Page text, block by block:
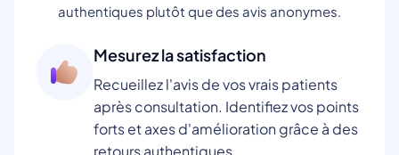
authentiques plutôt que des avis anonymes.
Mesurez la satisfaction
Recueillez l'avis de vos vrais patients
après consultation. Identifiez vos points
forts et axes d'amélioration grâce à des